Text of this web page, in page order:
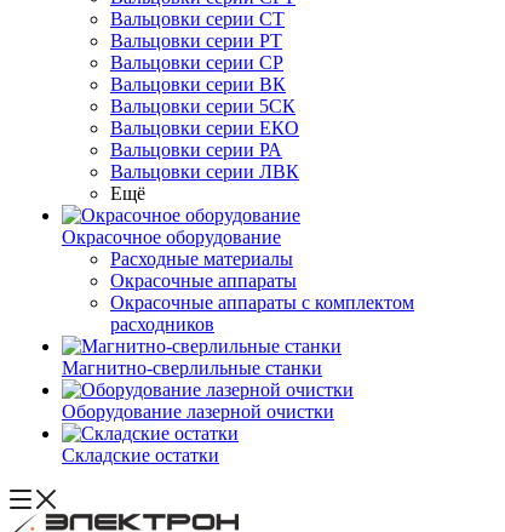
Вальцовки серии СТ
Вальцовки серии РТ
Вальцовки серии СР
Вальцовки серии ВК
Вальцовки серии 5СК
Вальцовки серии ЕКО
Вальцовки серии РА
Вальцовки серии ЛВК
Ещё
Окрасочное оборудование
Расходные материалы
Окрасочные аппараты
Окрасочные аппараты с комплектом
расходников
Магнитно-сверлильные станки
Оборудование лазерной очистки
Складские остатки